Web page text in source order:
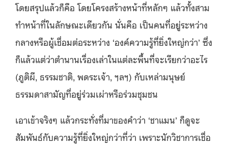
โดยสรุปแล้วก็คือ โดยโครงสร้างหน้าที่หลักๆ แล้วทั้งสาม
ทำหน้าที่ในลักษณะเดียวกัน นั่นคือ เป็นคนที่อยู่ระหว่าง
กลางหรือผู้เชื่อมต่อระหว่าง ‘องค์ความรู้ที่ยิ่งใหญ่กว่า’ ซึ่ง
ก็แล้วแต่ว่าตำนานเรื่องเล่าในแต่ละพื้นที่จะเรียกว่าอะไร
(ภูติผี, ธรรมชาติ, พดระเจ้า, ฯลฯ) กับเหล่ามนุษย์
ธรรมดาสามัญที่อยู่ร่วมเผ่าหรือร่วมชุมชน
เอาเข้าจริงๆ แล้วกระทั่งที่มาของคำว่า ‘ชาแมน’ ก็ดูจะ
สัมพันธ์กับความรู้ที่ยิ่งใหญ่กว่าที่ว่า เพราะนักวิชาการเชื่อ